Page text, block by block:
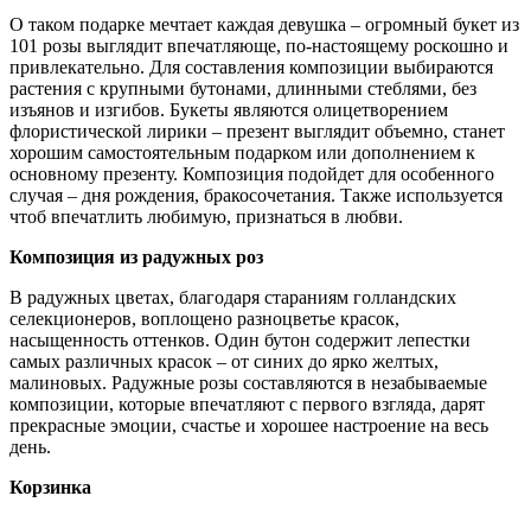
О таком подарке мечтает каждая девушка – огромный букет из
101 розы выглядит впечатляюще, по-настоящему роскошно и
привлекательно. Для составления композиции выбираются
растения с крупными бутонами, длинными стеблями, без
изъянов и изгибов. Букеты являются олицетворением
флористической лирики – презент выглядит объемно, станет
хорошим самостоятельным подарком или дополнением к
основному презенту. Композиция подойдет для особенного
случая – дня рождения, бракосочетания. Также используется
чтоб впечатлить любимую, признаться в любви.
Композиция из радужных роз
В радужных цветах, благодаря стараниям голландских
селекционеров, воплощено разноцветье красок,
насыщенность оттенков. Один бутон содержит лепестки
самых различных красок – от синих до ярко желтых,
малиновых. Радужные розы составляются в незабываемые
композиции, которые впечатляют с первого взгляда, дарят
прекрасные эмоции, счастье и хорошее настроение на весь
день.
Корзинка